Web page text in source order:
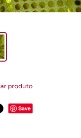
produto
Save